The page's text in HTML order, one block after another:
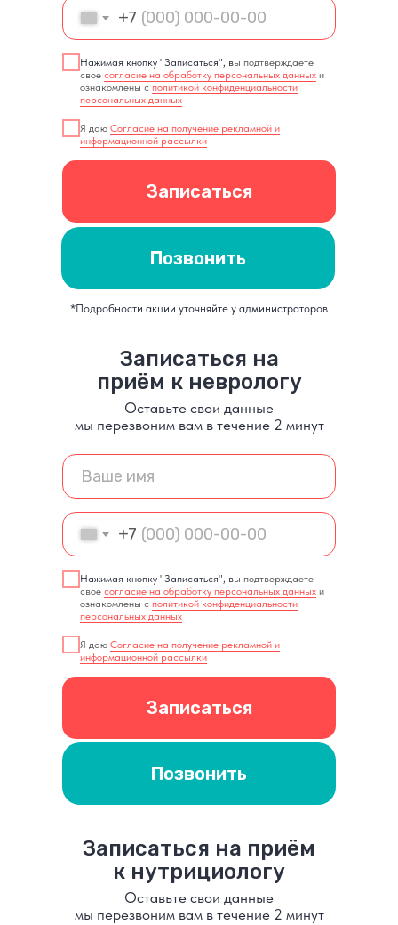
+7
Нажимая кнопку "Записаться", вы подтверждаете
свое согласие на обработку персональных данных и
ознакомлены с политикой конфиденциальности
персональных данных
Я даю Согласие на получение рекламной и
информационной рассылки
Записаться
Позвонить
*Подробности акции уточняйте у администраторов
Записаться на
приём к неврологу
Оставьте свои данные
мы перезвоним вам в течение 2 минут
+7
Нажимая кнопку "Записаться", вы подтверждаете
свое согласие на обработку персональных данных и
ознакомлены с политикой конфиденциальности
персональных данных
Я даю Согласие на получение рекламной и
информационной рассылки
Записаться
Позвонить
Записаться на приём
к нутрициологу
Оставьте свои данные
мы перезвоним вам в течение 2 минут